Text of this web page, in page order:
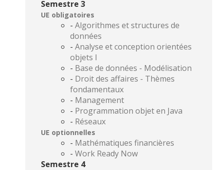
Semestre 3
UE obligatoires
- Algorithmes et structures de
données
- Analyse et conception orientées
objets I
- Base de données - Modélisation
- Droit des affaires - Thèmes
fondamentaux
- Management
- Programmation objet en Java
- Réseaux
UE optionnelles
- Mathématiques financières
- Work Ready Now
Semestre 4